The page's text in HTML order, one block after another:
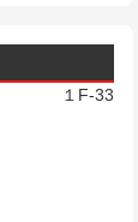
１F-33